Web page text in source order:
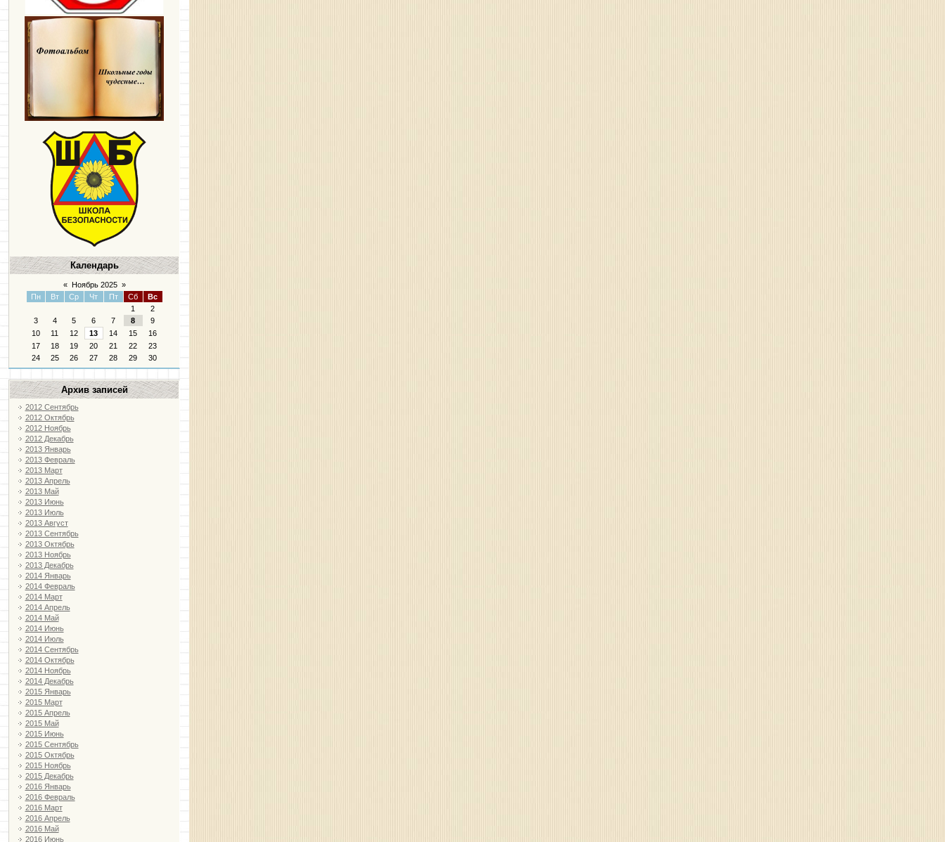
Календарь
« Ноябрь 2025 »
Пн
Вт Ср Чт Пт Сб
Вс
1
2
3
4 5 6 7 8
9
10
11 12 13 14 15
16
17
18 19 20 21 22
23
24
25 26 27 28 29 30
Архив записей
2012 Сентябрь
2012 Октябрь
2012 Ноябрь
2012 Декабрь
2013 Январь
2013 Февраль
2013 Март
2013 Апрель
2013 Май
2013 Июнь
2013 Июль
2013 Август
2013 Сентябрь
2013 Октябрь
2013 Ноябрь
2013 Декабрь
2014 Январь
2014 Февраль
2014 Март
2014 Апрель
2014 Май
2014 Июнь
2014 Июль
2014 Сентябрь
2014 Октябрь
2014 Ноябрь
2014 Декабрь
2015 Январь
2015 Март
2015 Апрель
2015 Май
2015 Июнь
2015 Сентябрь
2015 Октябрь
2015 Ноябрь
2015 Декабрь
2016 Январь
2016 Февраль
2016 Март
2016 Апрель
2016 Май
2016 Июнь